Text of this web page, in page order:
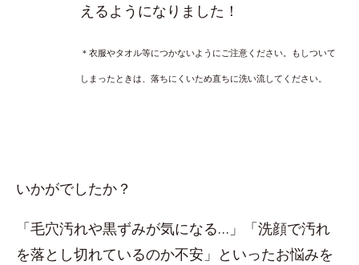
えるようになりました！
＊衣服やタオル等につかないようにご注意ください。もしついて
しまったときは、落ちにくいため直ちに洗い流してください。
いかがでしたか？
「毛穴汚れや黒ずみが気になる…」「洗顔で汚れ
を落とし切れているのか不安」といったお悩みを